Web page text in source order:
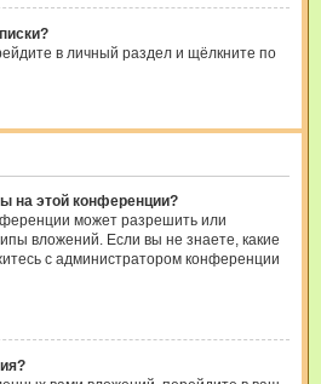
в личный раздел и щёлкните по
на этой конференции?
может разрешить или
вложений. Если вы не знаете, какие
с администратором конференции